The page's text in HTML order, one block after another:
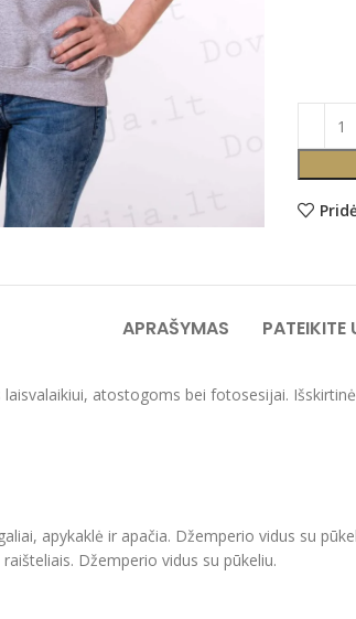
APRAŠYMAS PATEIKITE
atostogoms bei fotosesijai.
apykaklė ir apačia. Džemperio vidus su
Džemperio vidus su pūkeliu.